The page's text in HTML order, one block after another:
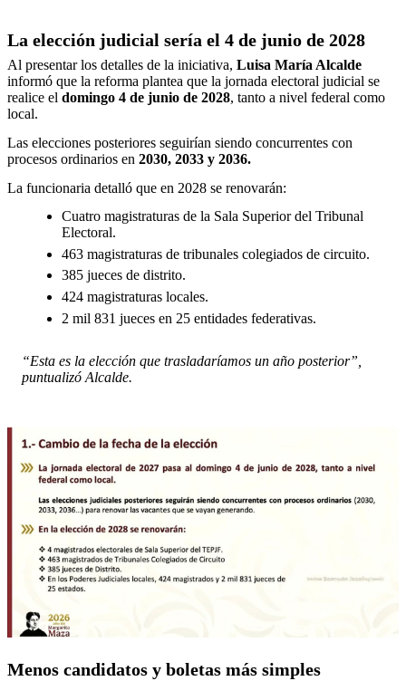
La elección judicial sería el 4 de junio de 2028
Al presentar los detalles de la iniciativa, Luisa María Alcalde
informó que la reforma plantea que la jornada electoral judicial se
realice el domingo 4 de junio de 2028, tanto a nivel federal como
local.
Las elecciones posteriores seguirían siendo concurrentes con
procesos ordinarios en 2030, 2033 y 2036.
La funcionaria detalló que en 2028 se renovarán:
Cuatro magistraturas de la Sala Superior del Tribunal
Electoral.
463 magistraturas de tribunales colegiados de circuito.
385 jueces de distrito.
424 magistraturas locales.
2 mil 831 jueces en 25 entidades federativas.
“Esta es la elección que trasladaríamos un año posterior”,
puntualizó Alcalde.
Menos candidatos y boletas más simples